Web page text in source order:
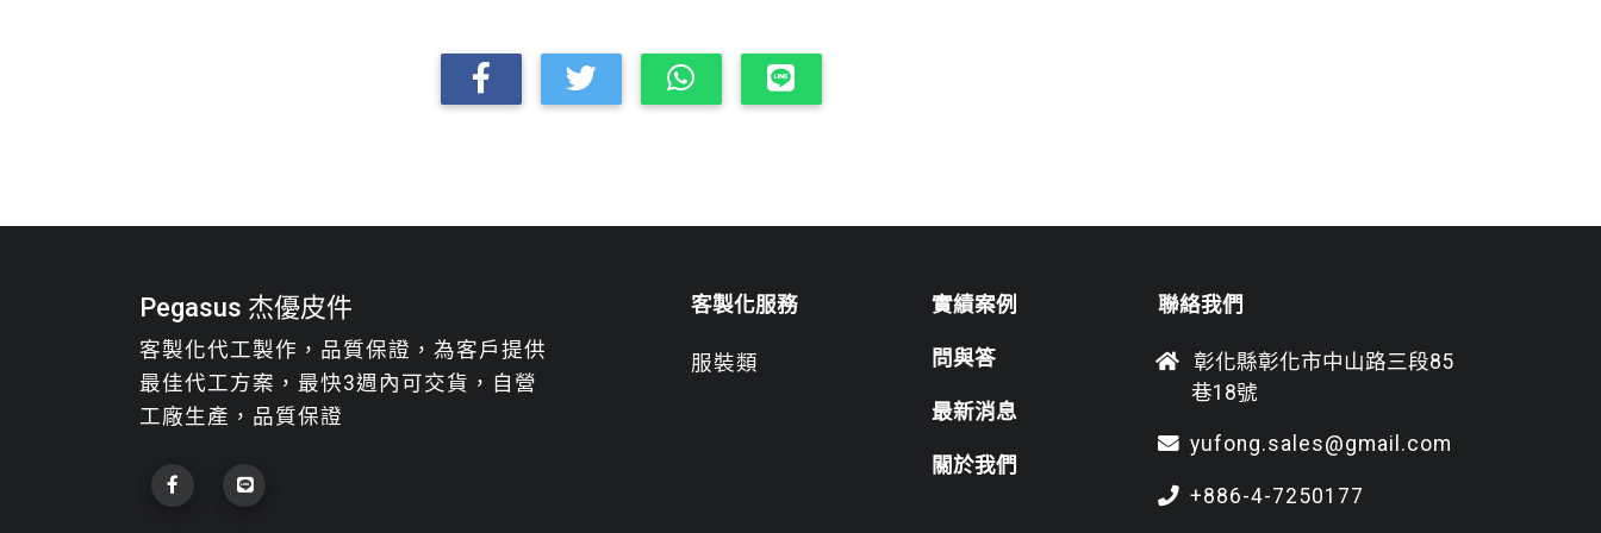
Pegasus 杰優皮件
客製化代工製作，品質保證，為客戶提供
最佳代工方案，最快3週內可交貨，自營
工廠生產，品質保證
客製化服務
服裝類
實績案例
問與答
最新消息
關於我們
聯絡我們
彰化縣彰化市中山路三段85
巷18號
yufong.sales@gmail.com
+886-4-7250177